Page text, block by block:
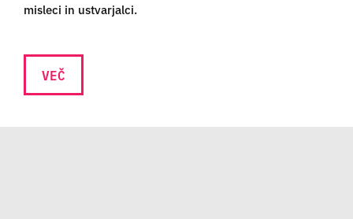
misleci in ustvarjalci.
VEČ